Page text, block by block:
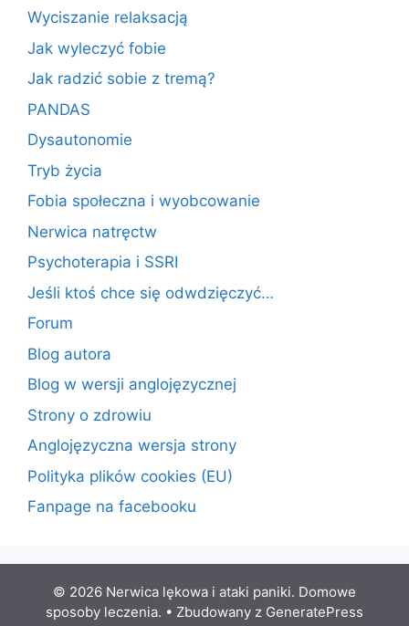
Wyciszanie relaksacją
Jak wyleczyć fobie
Jak radzić sobie z tremą?
PANDAS
Dysautonomie
Tryb życia
Fobia społeczna i wyobcowanie
Nerwica natręctw
Psychoterapia i SSRI
Jeśli ktoś chce się odwdzięczyć…
Forum
Blog autora
Blog w wersji anglojęzycznej
Strony o zdrowiu
Anglojęzyczna wersja strony
Polityka plików cookies (EU)
Fanpage na facebooku
© 2026 Nerwica lękowa i ataki paniki. Domowe
sposoby leczenia. • Zbudowany z GeneratePress